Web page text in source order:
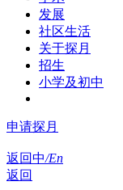
发展
社区生活
关于探月
招生
小学及初中
申请探月
返回中/En
返回